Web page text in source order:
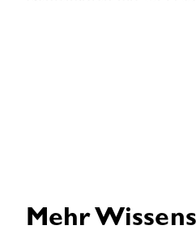
Mehr